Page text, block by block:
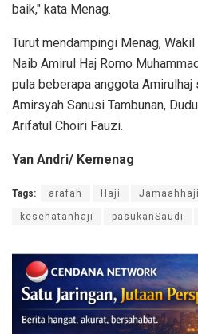
baik," kata Menag.
Turut mendampingi Menag,
Naib Amirul Haj Romo
pula beberapa anggota
Amirsyah Sanusi Tambunan,
Arifatul Choiri Fauzi.
Yan Andri/ Kemenag
Tags: arafah Haji Jamaahhaji
kesehatanhaji pasukanSaudi